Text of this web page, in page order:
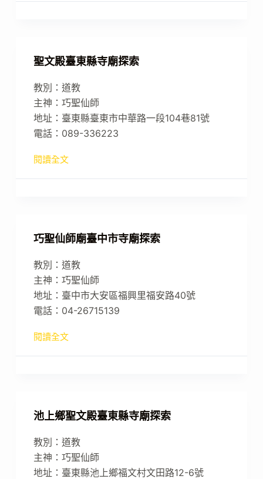
聖文殿臺東縣寺廟探索
教別：道教
主神：巧聖仙師
地址：臺東縣臺東市中華路一段104巷81號
電話：089-336223
閱讀全文
巧聖仙師廟臺中市寺廟探索
教別：道教
主神：巧聖仙師
地址：臺中市大安區福興里福安路40號
電話：04-26715139
閱讀全文
池上鄉聖文殿臺東縣寺廟探索
教別：道教
主神：巧聖仙師
地址：臺東縣池上鄉福文村文田路12-6號